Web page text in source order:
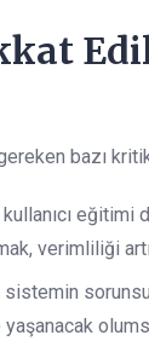
bazı
kullanıcı
verimliliği